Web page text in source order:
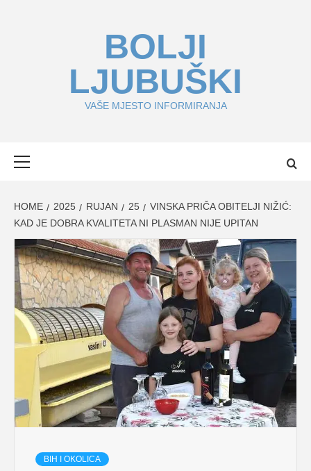
BOLJI
LJUBUŠKI
VAŠE MJESTO INFORMIRANJA
HOME 2025 RUJAN 25
VINSKA PRIČA OBITELJI NIŽIĆ:
KAD JE DOBRA KVALITETA NI PLASMAN NIJE UPITAN
BIH I OKOLICA